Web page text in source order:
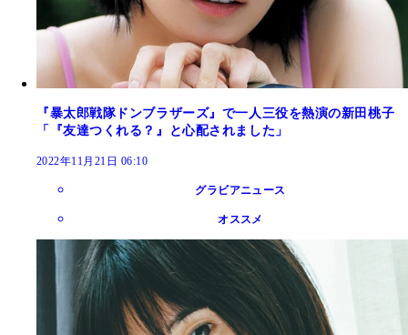
『暴太郎戦隊ドンブラザーズ』で一人三役を熱演の新田桃子
「『友達つくれる？』と心配されました」
2022年11月21日 06:10
グラビアニュース
オススメ